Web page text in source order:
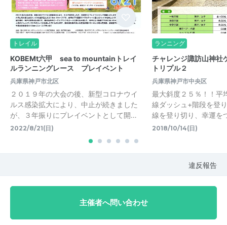
トレイル
KOBEMt六甲 sea to mountainトレイ
ルランニングレース プレイベント
兵庫県神戸市北区
２０１９年の大会の後、新型コロナウイ
ルス感染拡大により、中止が続きました
が、３年振りにプレイベントとして開…
2022/8/21(日)
ランニング
チャレンジ諏訪山神社
トリプル２
兵庫県神戸市中央区
最大斜度２５％！！平
線ダッシュ+階段を登
線を登り切り、幸運を
2018/10/14(日)
違反報告
主催者へ問い合わせ